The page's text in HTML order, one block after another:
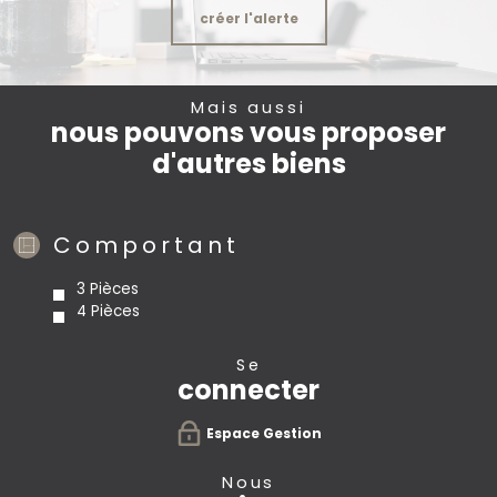
créer l'alerte
Mais aussi
nous pouvons vous proposer
d'autres biens
Comportant
3 Pièces
4 Pièces
se
connecter
Espace Gestion
nous